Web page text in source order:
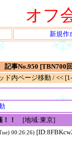
オフ
新規作
記事No.950 [TBN700
ド内ページ移動 / <<
！
[地域:東京]
00:26:26)